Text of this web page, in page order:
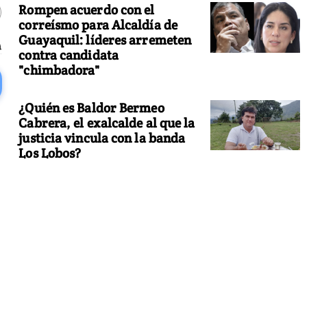
Rompen acuerdo con el
correísmo para Alcaldía de
Guayaquil: líderes arremeten
contra candidata
"chimbadora"
¿Quién es Baldor Bermeo
Cabrera, el exalcalde al que la
justicia vincula con la banda
Los Lobos?